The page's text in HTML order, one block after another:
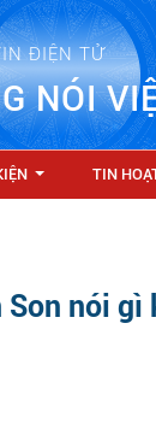
ĐIỆN TỬ
NÓI
TIN
Son nói